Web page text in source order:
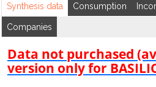
Carpanzano
Casali del Manco
Cassano all'Ionio
Castiglione
Marano
Principato
Marzi
Synthesis data Consumption
Companies
Data not purchased
version only for